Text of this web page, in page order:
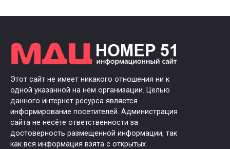
Этот сайт не имеет никакого отношения ни к
одной указанной на нем организации. Целью
данного интернет ресурса является
информирование посетителей. Администрация
сайта не несёте ответственности за
достоверность размещенной информации, так
как вся информация взята с открытых